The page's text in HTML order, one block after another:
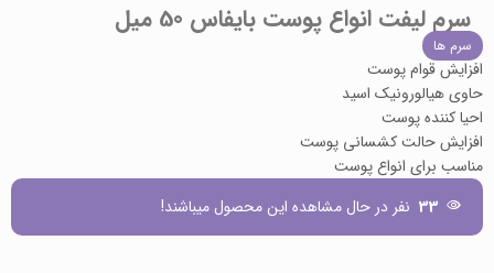
سرم لیفت انواع پوست بایفاس 50 میل
سرم ها
افزایش قوام پوست
حاوی هیالورونیک اسید
احیا کننده پوست
افزایش حالت کشسانی پوست
مناسب برای انواع پوست
33 نفر در حال مشاهده این محصول میباشند!